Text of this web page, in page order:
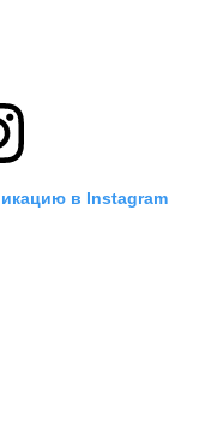
в Instagram